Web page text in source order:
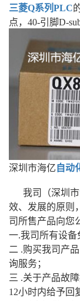
三菱Q系列 PLC
点，40-引脚D-
深圳市海亿 自动
我司（深圳市
效、发展的原则
司所售产品向您
一.我司所有设备
二 .购买我司产
询服务；
三 .关于产品故
12小时内给予回